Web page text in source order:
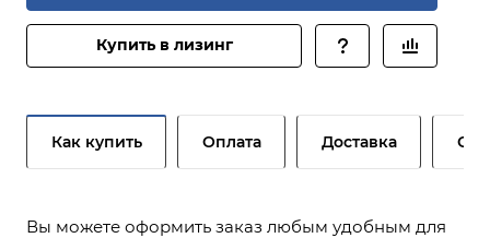
Купить в лизинг
Как купить Оплата Доставка
Вы можете оформить заказ любым удобным для